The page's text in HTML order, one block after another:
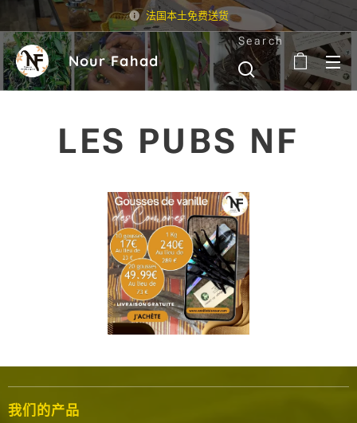
法国本土免费送货
Nour Fahad
Search
LES PUBS NF
我们的产品